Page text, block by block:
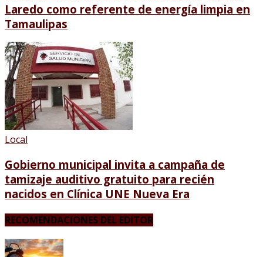
Laredo como referente de energía limpia en
Tamaulipas
Local
Gobierno municipal invita a campaña de
tamizaje auditivo gratuito para recién
nacidos en Clínica UNE Nueva Era
RECOMENDACIONES DEL EDITOR